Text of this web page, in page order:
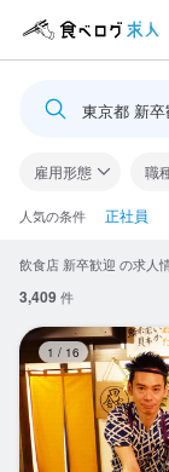
食べログ求人TOP
求人検索
閲覧履歴
気になる求人
東京都 新卒
雇用形態 職
人気の条件 正社員
飲食店 新卒歓迎 の求人
3,409件
1 / 16